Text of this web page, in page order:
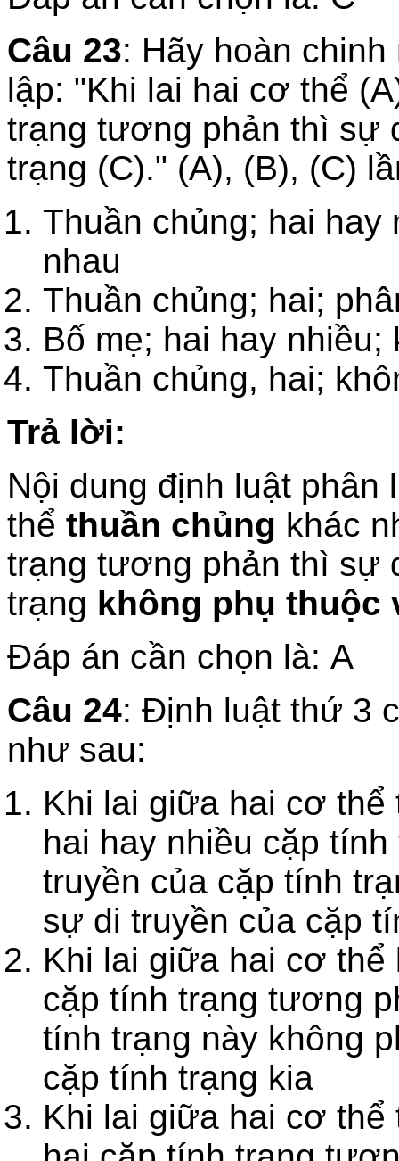
Câu 23: Hãy hoàn
lập: "Khi lai hai cơ thể
trạng tương phản thì sự
trạng (C)." (A), (B), (C)
Thuần chủng; hai hay
nhau
Thuần chủng; hai;
Bố mẹ; hai hay
Thuần chủng, hai;
Trả lời:
Nội dung định luật
thể thuần chủng khác
trạng tương phản thì sự
trạng không phụ thuộc
Đáp án cần chọn là: A
Câu 24: Định luật thứ 3
như sau:
Khi lai giữa hai cơ thể
hai hay nhiều cặp
truyền của cặp tính
sự di truyền của cặp
Khi lai giữa hai cơ thể
cặp tính trạng tương
tính trạng này không
cặp tính trạng kia
Khi lai giữa hai cơ thể